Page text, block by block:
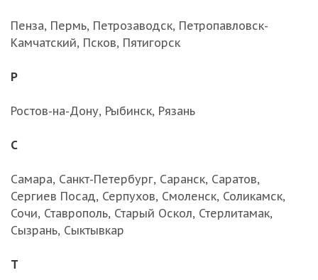
Пенза, Пермь, Петрозаводск, Петропавловск-
Камчатский, Псков, Пятигорск
Р
Ростов-на-Дону, Рыбинск, Рязань
С
Самара, Санкт-Петербург, Саранск, Саратов,
Сергиев Посад, Серпухов, Смоленск, Соликамск,
Сочи, Ставрополь, Старый Оскол, Стерлитамак,
Сызрань, Сыктывкар
Т